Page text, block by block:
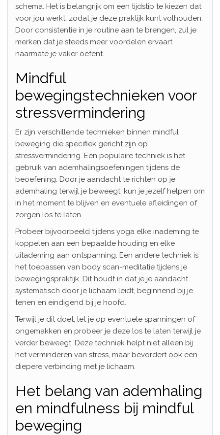
schema. Het is belangrijk om een tijdstip te kiezen dat
voor jou werkt, zodat je deze praktijk kunt volhouden.
Door consistentie in je routine aan te brengen, zul je
merken dat je steeds meer voordelen ervaart
naarmate je vaker oefent.
Mindful
bewegingstechnieken voor
stressvermindering
Er zijn verschillende technieken binnen mindful
beweging die specifiek gericht zijn op
stressvermindering. Een populaire techniek is het
gebruik van ademhalingsoefeningen tijdens de
beoefening. Door je aandacht te richten op je
ademhaling terwijl je beweegt, kun je jezelf helpen om
in het moment te blijven en eventuele afleidingen of
zorgen los te laten.
Probeer bijvoorbeeld tijdens yoga elke inademing te
koppelen aan een bepaalde houding en elke
uitademing aan ontspanning. Een andere techniek is
het toepassen van body scan-meditatie tijdens je
bewegingspraktijk. Dit houdt in dat je je aandacht
systematisch door je lichaam leidt, beginnend bij je
tenen en eindigend bij je hoofd.
Terwijl je dit doet, let je op eventuele spanningen of
ongemakken en probeer je deze los te laten terwijl je
verder beweegt. Deze techniek helpt niet alleen bij
het verminderen van stress, maar bevordert ook een
diepere verbinding met je lichaam.
Het belang van ademhaling
en mindfulness bij mindful
beweging